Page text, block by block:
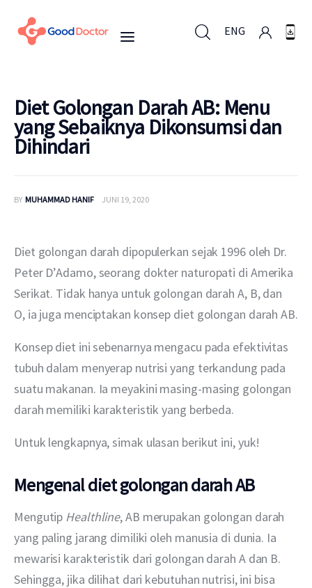
ENG
ENG
Untuk Bisnis
Berita
Layanan
Diet Golongan Darah AB: Menu
yang Sebaiknya Dikonsumsi dan
Dihindari
BY MUHAMMAD HANIF JUNI 19, 2020
Diet golongan darah dipopulerkan sejak 1996 oleh Dr.
Peter D’Adamo, seorang dokter naturopati di Amerika
Serikat. Tidak hanya untuk golongan darah A, B, dan
O, ia juga menciptakan konsep diet golongan darah AB.
Konsep diet ini sebenarnya mengacu pada efektivitas
tubuh dalam menyerap nutrisi yang terkandung pada
suatu makanan. Ia meyakini masing-masing golongan
darah memiliki karakteristik yang berbeda.
Untuk lengkapnya, simak ulasan berikut ini, yuk!
Mengenal diet golongan darah AB
Mengutip Healthline, AB merupakan golongan darah
yang paling jarang dimiliki oleh manusia di dunia. Ia
mewarisi karakteristik dari golongan darah A dan B.
Sehingga, jika dilihat dari kebutuhan nutrisi, ini bisa